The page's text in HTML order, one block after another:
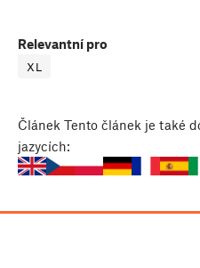
Relevantní pro
XL
Článek Tento článek je také
jazycích: